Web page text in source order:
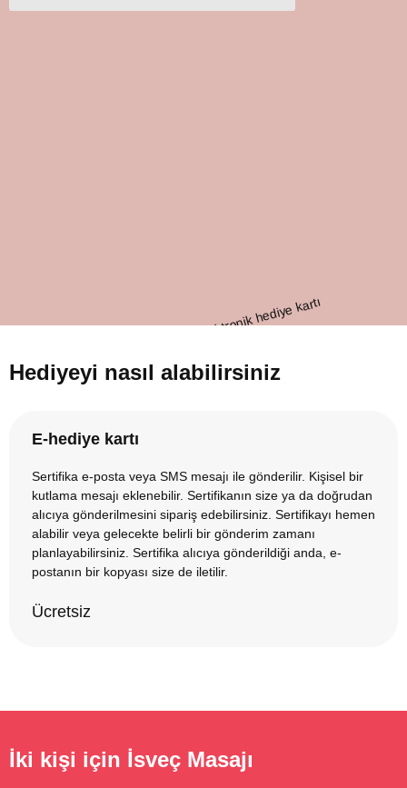
Hediyeyi nasıl alabilirsiniz
E-hediye kartı
Sertifika e-posta veya SMS mesajı ile gönderilir. Kişisel bir
kutlama mesajı eklenebilir. Sertifikanın size ya da doğrudan
alıcıya gönderilmesini sipariş edebilirsiniz. Sertifikayı hemen
alabilir veya gelecekte belirli bir gönderim zamanı
planlayabilirsiniz. Sertifika alıcıya gönderildiği anda, e-
postanın bir kopyası size de iletilir.
Ücretsiz
İki kişi için İsveç Masajı